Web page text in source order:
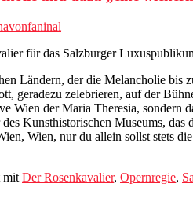
für das Salzburger
Ländern, der die Melancholie
geradezu zelebrieren, auf der
Wien der Maria Theresia, sondern
Kunsthistorischen Museums,
Wien, nur du allein sollst stets
mit Der Rosenkavalier, Opernregie,